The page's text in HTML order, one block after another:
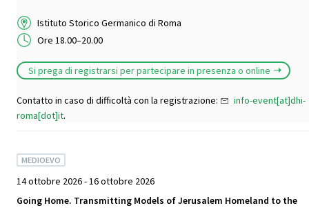
Istituto Storico Germanico di Roma
Ore 18.00–20.00
Si prega di registrarsi per partecipare in presenza o online
Contatto in caso di difficoltà con la registrazione:
info-event[at]dhi-
roma[dot]it.
MEDIOEVO
14 ottobre 2026 - 16 ottobre 2026
Going Home. Transmitting Models of Jerusalem Homeland to the